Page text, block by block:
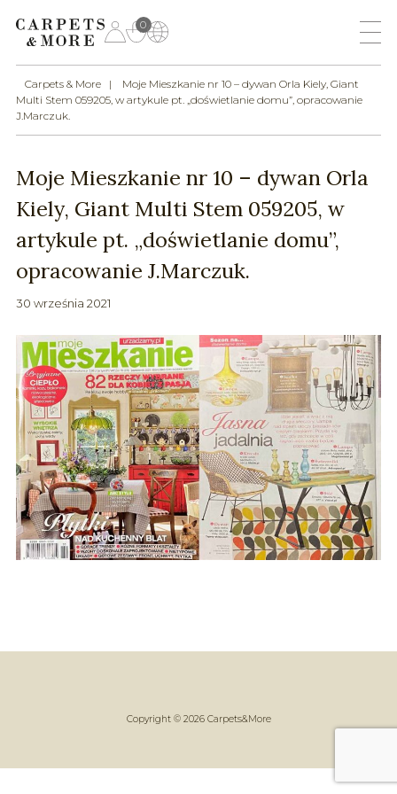
0
Carpets & More
Moje Mieszkanie nr 10 – dywan Orla Kiely, Giant
Multi Stem 059205, w artykule pt. „doświetlanie domu”, opracowanie
J.Marczuk.
Moje Mieszkanie nr 10 – dywan Orla
Kiely, Giant Multi Stem 059205, w
artykule pt. „doświetlanie domu”,
opracowanie J.Marczuk.
30 września 2021
Copyright © 2026 Carpets&More